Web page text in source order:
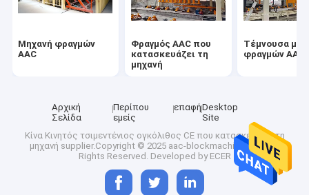
Μηχανή φραγμών
AAC
Φραγμός AAC που
κατασκευάζει τη
μηχανή
Τέμνουσα
φραγμών AAC
Αρχική
Σελίδα
Περίπου
εμείς
επαφήDesktop
Site
Κίνα Κινητός τσιμεντένιος ογκόλιθος CE που κατασκευάζει τη
μηχανή supplier.Copyright © 2025 aac-blockmachine.com. All
Rights Reserved. Developed by ECER